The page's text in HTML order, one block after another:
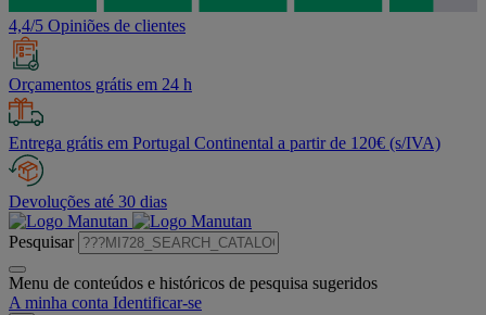
4,4/5 Opiniões de clientes
Orçamentos grátis em 24 h
Entrega grátis em Portugal Continental a partir de 120€ (s/IVA)
Devoluções até 30 dias
Pesquisar
Menu de conteúdos e históricos de pesquisa sugeridos
A minha conta Identificar-se